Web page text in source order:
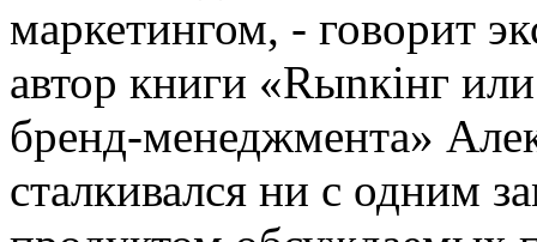
маркетингом, - говорит
автор книги «Rыnкiнг
бренд-менеджмента»
сталкивался ни с одним